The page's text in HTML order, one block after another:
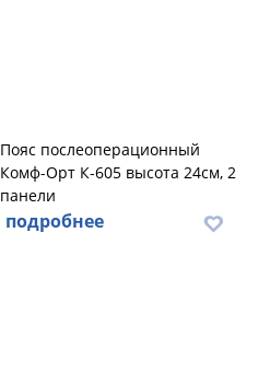
Пояс послеоперационный
Комф-Орт К-605 высота 24см, 2
панели
подробнее